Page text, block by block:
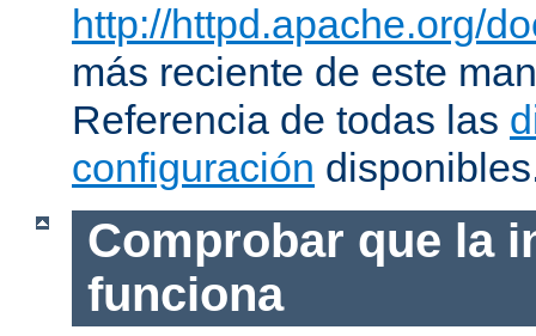
http://httpd.apache.org/
más reciente de este
Referencia de todas las
configuración
Comprobar que la
funciona